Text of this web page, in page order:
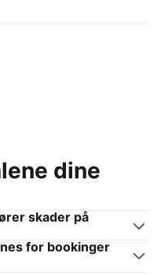
dine
skader på
for bookinger